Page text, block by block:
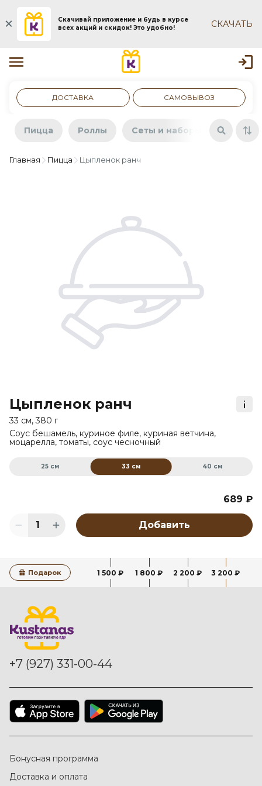
Скачивай приложение и будь в курсе
всех акций и скидок! Это удобно!
СКАЧАТЬ
ДОСТАВКА САМОВЫВОЗ
Пицца Роллы Сеты и наборы
Главная Пицца Цыпленок ранч
Цыпленок ранч
33 см, 380 г
Соус бешамель, куриное филе, куриная ветчина,
моцарелла, томаты, соус чесночный
25 см 33 см 40 см
689 ₽
1 Добавить
Подарок 1 500 ₽ 1 800 ₽ 2 200 ₽ 3 200 ₽
+7 (927) 331-00-44
Бонусная программа
Доставка и оплата